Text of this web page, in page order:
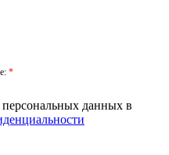
*
персональных данных в